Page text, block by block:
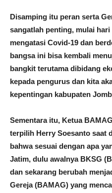
Disamping itu peran serta
sangatlah penting, mulai
mengatasi Covid-19 dan
bangsa ini bisa kembali
bangkit terutama dibidang
kepada pengurus dan kita
kepentingan kabupaten
Sementara itu, Ketua
terpilih Herry Soesanto saat
bahwa sesuai dengan apa
Jatim, dulu awalnya BKSG
dan sekarang berubah
Gereja (BAMAG) yang